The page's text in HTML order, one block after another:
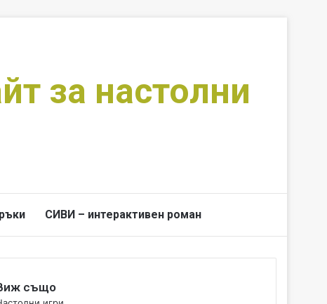
за настолни
СИВИ – интерактивен роман
също